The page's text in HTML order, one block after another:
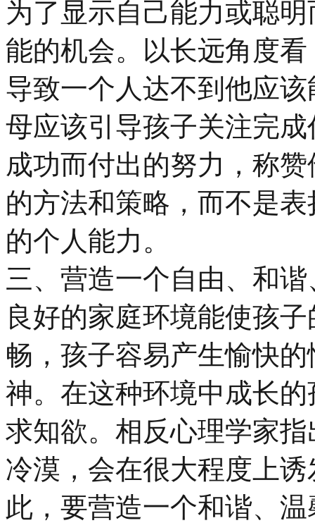
为了显示自己能力或聪
能的机会。以长远角度
导致一个人达不到他应
母应该引导孩子关注完
成功而付出的努力，称
的方法和策略，而不是
的个人能力。
三、营造一个自由、和
良好的家庭环境能使孩
畅，孩子容易产生愉快
神。在这种环境中成长
求知欲。相反心理学家
冷漠，会在很大程度上
此，要营造一个和谐、